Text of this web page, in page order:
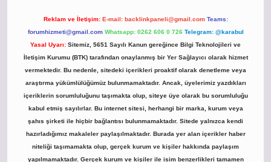
Reklam ve İletişim: E-mail: backlinkpaneli@gmail.com Teams:
forumhizmeti@gmail.com Whatsapp: 0262 606 0 726 Telegram: @karabul
Yasal Uyarı: Sitemiz, 5651 Sayılı Kanun gereğince Bilgi Teknolojileri ve
İletişim Kurumu (BTK) tarafından onaylanmış bir Yer Sağlayıcı olarak hizmet
vermektedir. Bu nedenle, sitedeki içerikleri proaktif olarak denetleme veya
araştırma yükümlülüğümüz bulunmamaktadır. Ancak, üyelerimiz yazdıkları
içeriklerin sorumluluğunu taşımakta olup, siteye üye olarak bu sorumluluğu
kabul etmiş sayılırlar. Bu internet sitesi, herhangi bir marka, kurum veya
şahıs şirketi ile hiçbir bağlantısı bulunmamaktadır. Sitede yalnızca kendi
hazırladığımız makaleler paylaşılmaktadır. Burada yer alan içerikler haber
niteliği taşımamakta olup, gerçek kurum ve kişiler hakkında paylaşım
yapılmamaktadır. Gerçek kurum ve kişiler ile isim benzerlikleri tamamen